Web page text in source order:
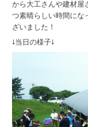
から大工さんや建材屋
つ素晴らしい時間にな
ざいました！
↓当日の様子↓